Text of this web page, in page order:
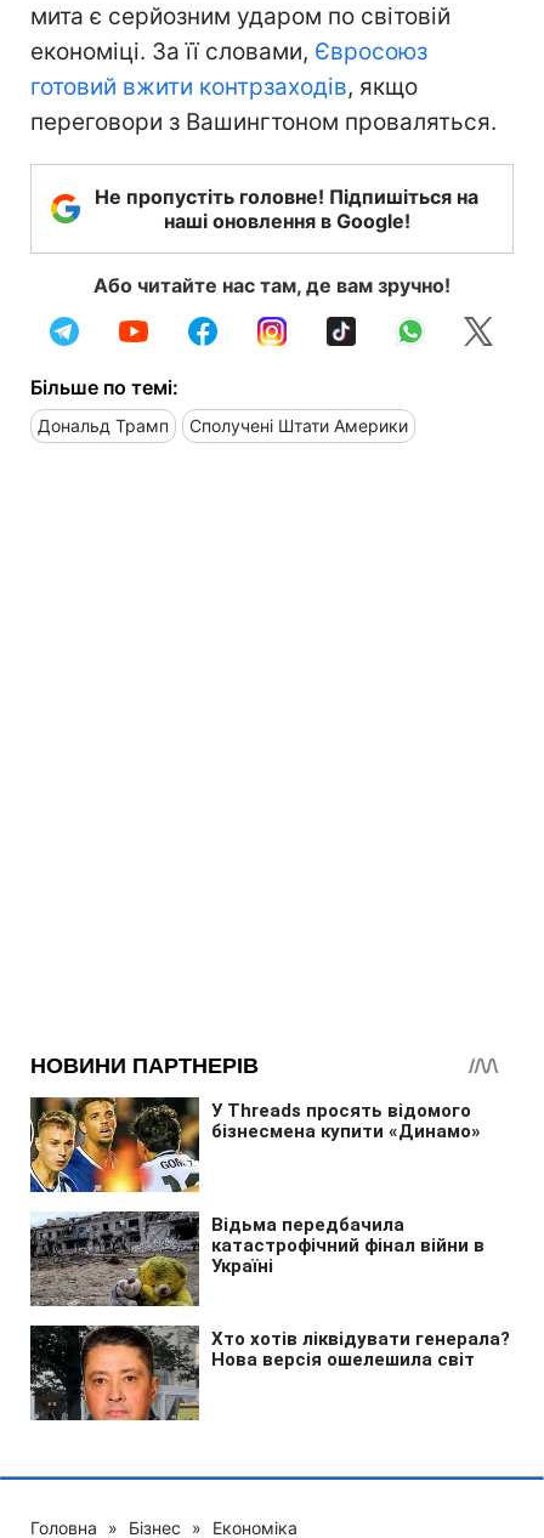
мита є серйозним ударом по світовій
економіці. За її словами, Євросоюз
готовий вжити контрзаходів, якщо
переговори з Вашингтоном проваляться.
Не пропустіть головне! Підпишіться на
наші оновлення в Google!
Або читайте нас там, де вам зручно!
Більше по темі:
Дональд Трамп Сполучені Штати Америки
Головна » Бізнес » Економіка